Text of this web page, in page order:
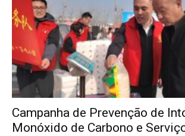
Campanha de Prevenção de
Monóxido de Carbono e